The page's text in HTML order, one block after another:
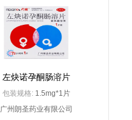
HAWO GmbH（德国合福公司
JohnsonJohnsonInternationalc/o
LEO Laboratories Ltd./
novartis farma spa （意大利） 凶
左炔诺孕酮肠溶片
包装规格: 1.5mg*1片
广州朗圣药业有限公司